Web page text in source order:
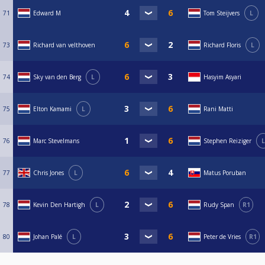
71 Edward M Tom Steijvers L
73 Richard van velthoven Richard Floris L
74 Sky van den Berg L Hasyim Asyari
75 Elton Kamami L Rani Matti
76 Marc Stevelmans Stephen Reiziger L
77 Chris Jones L Matus Poruban
78 Kevin Den Hartigh L Rudy Span R1
80 Johan Palé L Peter de Vries R1